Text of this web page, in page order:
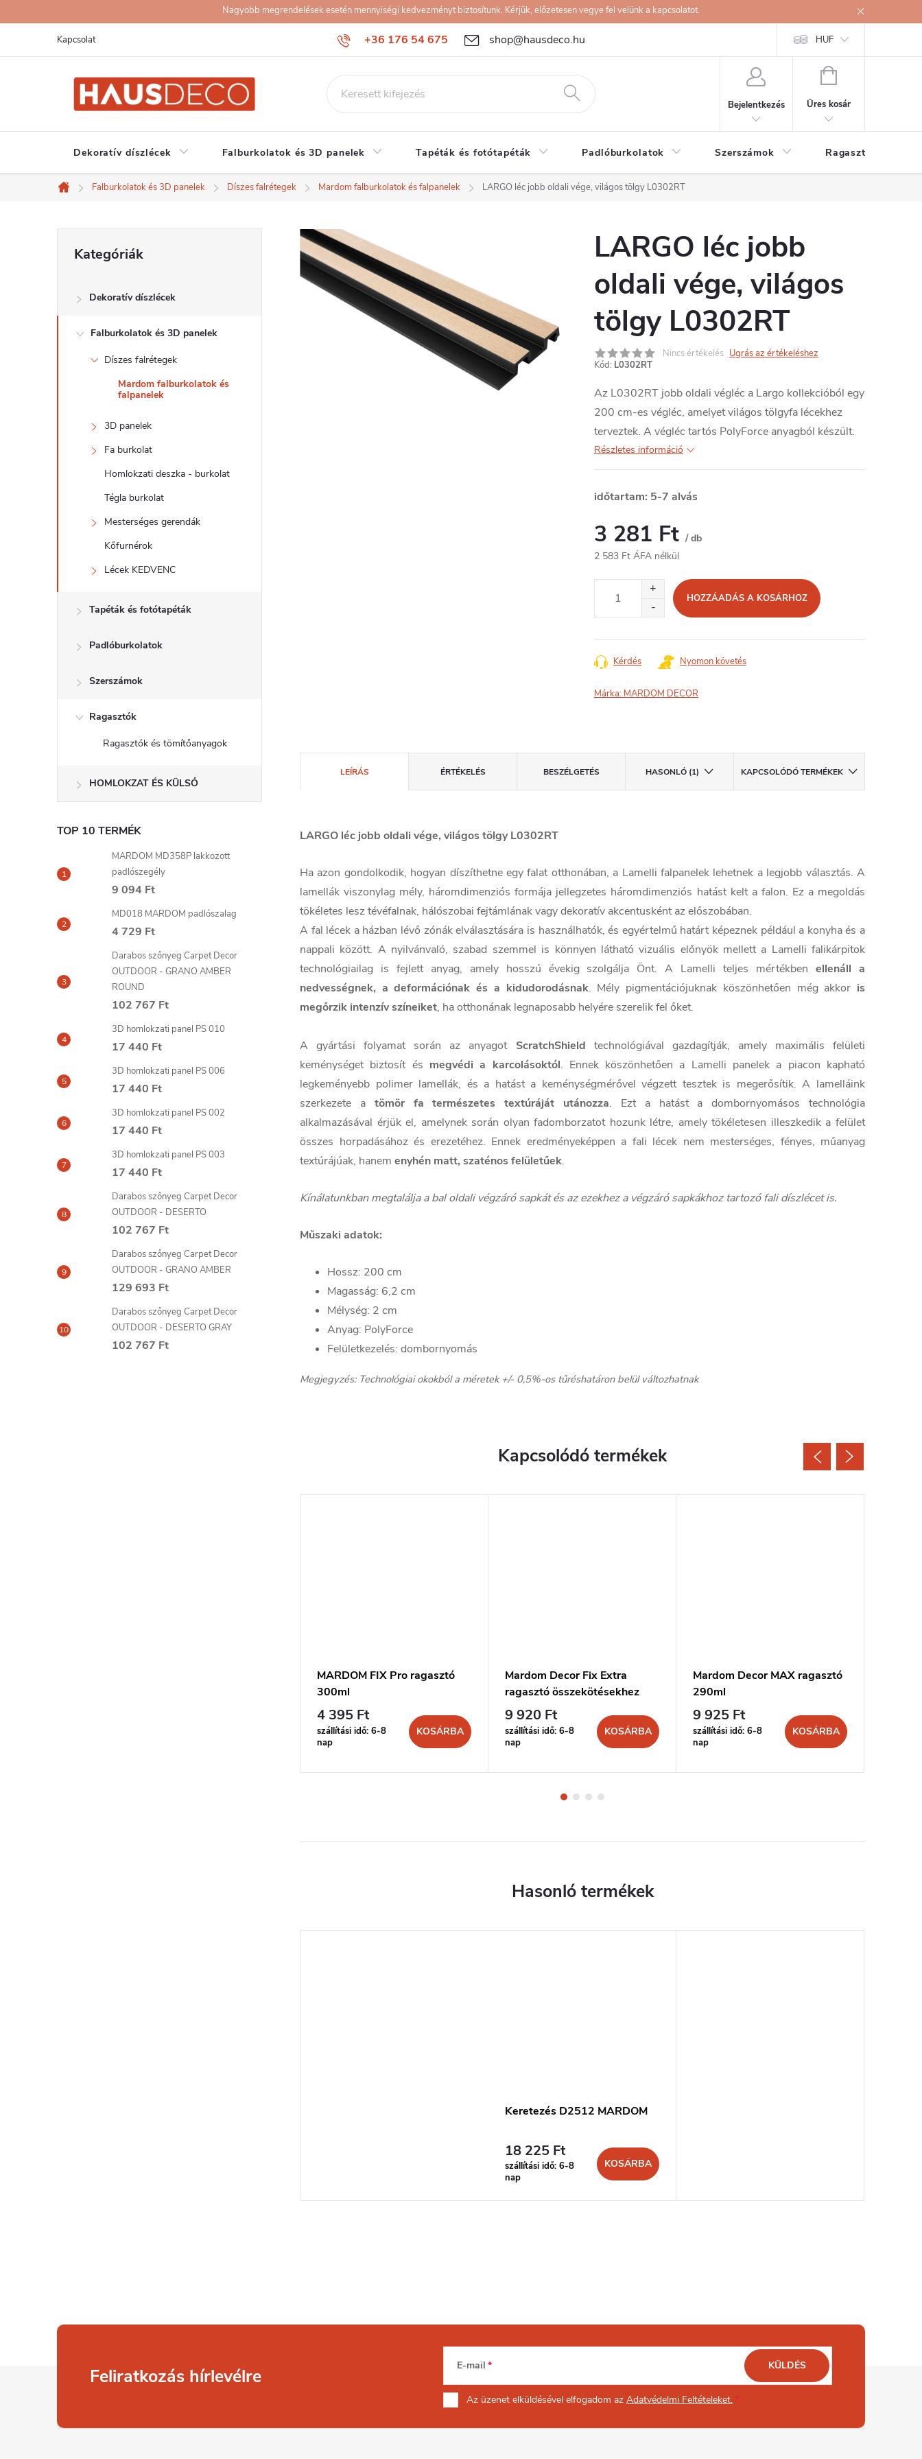
a
Nagyobb megrendelések esetén mennyiségi kedvezményt biztosítunk. Kérjük, előzetesen vegye fel velünk a kapcsolatot.
+36 176 54 675 shop@hausdeco.hu
Kapcsolat HUF
Bejelentkezés
KOSÁR
Üres kosár
Dekoratív díszlécek Falburkolatok és 3D panelek Tapéták és fotótapéták Padlóburkolatok Szerszámok Ragasztók
Kezdőlap
Falburkolatok és 3D panelek Díszes falrétegek Mardom falburkolatok és falpanelek LARGO léc jobb oldali vége, világos tölgy L0302RT
O
d
e
átugrása
Kategóriák
Dekoratív díszlécek
Falburkolatok és 3D panelek
Díszes falrétegek
Mardom falburkolatok és
falpanelek
3D panelek
Fa burkolat
Homlokzati deszka - burkolat
Tégla burkolat
Mesterséges gerendák
Kőfurnérok
Lécek KEDVENC
Tapéták és fotótapéták
Padlóburkolatok
Szerszámok
Ragasztók
Ragasztók és tömítőanyagok
HOMLOKZAT ÉS KÜLSŐ
TOP 10 TERMÉK
MARDOM MD358P lakkozott
padlószegély
9 094 Ft
MD018 MARDOM padlószalag
4 729 Ft
Darabos szőnyeg Carpet Decor
OUTDOOR - GRANO AMBER
ROUND
102 767 Ft
3D homlokzati panel PS 010
17 440 Ft
3D homlokzati panel PS 006
17 440 Ft
3D homlokzati panel PS 002
17 440 Ft
3D homlokzati panel PS 003
17 440 Ft
Darabos szőnyeg Carpet Decor
OUTDOOR - DESERTO
102 767 Ft
Darabos szőnyeg Carpet Decor
OUTDOOR - GRANO AMBER
129 693 Ft
Darabos szőnyeg Carpet Decor
OUTDOOR - DESERTO GRAY
102 767 Ft
LARGO léc jobb
oldali vége, világos
tölgy L0302RT
Nincs értékelés Ugrás az értékeléshez
Kód: L0302RT
Az L0302RT jobb oldali végléc a Largo kollekcióból egy
200 cm-es végléc, amelyet világos tölgyfa lécekhez
terveztek. A végléc tartós PolyForce anyagból készült.
Részletes információ
időtartam: 5-7 alvás
3 281 Ft / db
2 583 Ft ÁFA nélkül
HOZZÁADÁS A KOSÁRHOZ
Kérdés Nyomon követés
Márka: MARDOM DECOR
LEÍRÁS ÉRTÉKELÉS BESZÉLGETÉS HASONLÓ (1) KAPCSOLÓDÓ TERMÉKEK
LARGO léc jobb oldali vége, világos tölgy L0302RT
Ha azon gondolkodik, hogyan díszíthetne egy falat otthonában, a Lamelli falpanelek lehetnek a legjobb választás. A
lamellák viszonylag mély, háromdimenziós formája jellegzetes háromdimenziós hatást kelt a falon. Ez a megoldás
tökéletes lesz tévéfalnak, hálószobai fejtámlának vagy dekoratív akcentusként az előszobában.
A fal lécek a házban lévő zónák elválasztására is használhatók, és egyértelmű határt képeznek például a konyha és a
nappali között. A nyilvánvaló, szabad szemmel is könnyen látható vizuális előnyök mellett a Lamelli falikárpitok
technológiailag is fejlett anyag, amely hosszú évekig szolgálja Önt. A Lamelli teljes mértékbenellenáll a
nedvességnek, a deformációnak és a kidudorodásnak. Mély pigmentációjuknak köszönhetően még akkor is
megőrzik intenzív színeiket, ha otthonának legnaposabb helyére szerelik fel őket.
A gyártási folyamat során az anyagot ScratchShield technológiával gazdagítják, amely maximális felületi
keménységet biztosít és megvédi a karcolásoktól. Ennek köszönhetően a Lamelli panelek a piacon kapható
legkeményebb polimer lamellák, és a hatást a keménységmérővel végzett tesztek is megerősítik. A lamelláink
szerkezete a tömör fa természetes textúráját utánozza. Ezt a hatást a dombornyomásos technológia
alkalmazásával érjük el, amelynek során olyan fadomborzatot hozunk létre, amely tökéletesen illeszkedik a felület
összes horpadásához és erezetéhez. Ennek eredményeképpen a fali lécek nem mesterséges, fényes, műanyag
textúrájúak, hanem enyhén matt, szaténos felületűek.
Kínálatunkban megtalálja a bal oldali végzáró sapkát és az ezekhez a végzáró sapkákhoz tartozó fali díszlécet is.
Műszaki adatok:
Hossz: 200 cm
Magasság: 6,2 cm
Mélység: 2 cm
Anyag: PolyForce
Felületkezelés: dombornyomás
Megjegyzés: Technológiai okokból a méretek +/- 0,5%-os tűréshatáron belül változhatnak
Kapcsolódó termékek
MARDOM FIX Pro ragasztó
300ml
4 395 Ft
szállítási idő: 6-8
nap
KOSÁRBA
Mardom Decor Fix Extra
ragasztó összekötésekhez
300ml
9 920 Ft
szállítási idő: 6-8
nap
KOSÁRBA
Mardom Decor MAX ragasztó
290ml
9 925 Ft
szállítási idő: 6-8
nap
KOSÁRBA
Keretezés D2512 MARDOM
18 225 Ft
szállítási idő: 6-8
nap
KOSÁRBA
Feliratkozás hírlevélre E-mail
Az üzenet elküldésével elfogadom az Adatvédelmi Feltételeket.
KÜLDÉS